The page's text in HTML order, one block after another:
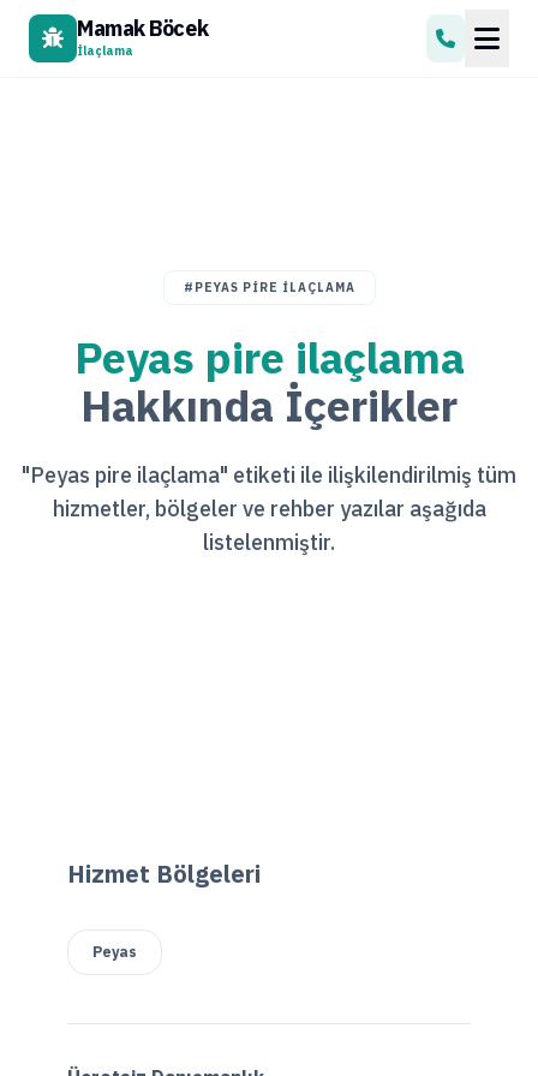
Mamak Böcek
İlaçlama
#PEYAS PIRE ILAÇLAMA
Peyas pire ilaçlama
Hakkında İçerikler
"Peyas pire ilaçlama" etiketi ile ilişkilendirilmiş tüm
hizmetler, bölgeler ve rehber yazılar aşağıda
listelenmiştir.
Hizmet Bölgeleri
Peyas